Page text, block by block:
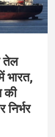
तेल
भारत,
की